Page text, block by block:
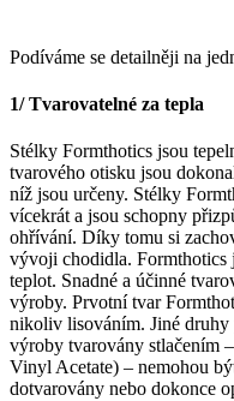
Podíváme se detailněji na
1/ Tvarovatelné za tepla
Stélky Formthotics jsou
tvarového otisku jsou
níž jsou určeny. Stélky
vícekrát a jsou schopny
ohřívání. Díky tomu si
vývoji chodidla. Formthotics
teplot. Snadné a účinné
výroby. Prvotní tvar
nikoliv lisováním. Jiné druhy
výroby tvarovány stlačením
Vinyl Acetate) – nemohou
dotvarovány nebo dokonce